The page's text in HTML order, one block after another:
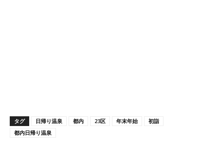
タグ 日帰り温泉 都内 23区 年末年始
初詣
都内日帰り温泉